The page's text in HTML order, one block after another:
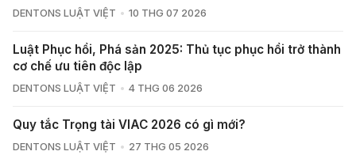
DENTONS LUẬT VIỆT 10 THG 07 2026
Luật Phục hồi, Phá sản 2025: Thủ tục phục hồi trở thành
cơ chế ưu tiên độc lập
DENTONS LUẬT VIỆT 4 THG 06 2026
Quy tắc Trọng tài VIAC 2026 có gì mới?
DENTONS LUẬT VIỆT 27 THG 05 2026